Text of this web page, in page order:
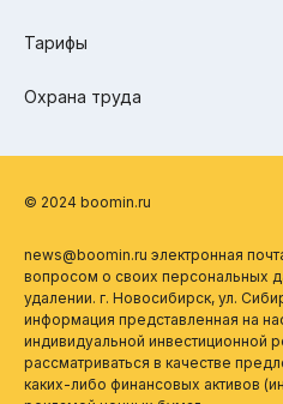
Тарифы
Охрана труда
© 2024 boomin.ru
news@boomin.ru электронная
вопросом о своих персональных
удалении. г. Новосибирск, ул.
информация представленная на
индивидуальной инвестиционной
рассматриваться в качестве
каких-либо финансовых активов